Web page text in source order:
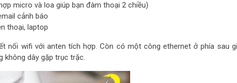
micro và loa giúp bạn đàm thoại 2 chiều)
cảnh báo
thoại, laptop
nối wifi với anten tích hợp. Còn có một công ethernet ở phía sau
không dây gặp trục trặc.